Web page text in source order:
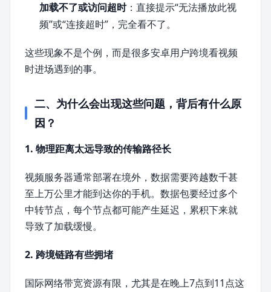
加载不了或访问超时：直接提示“无法播放此视
频”或“连接超时”，完全看不了。
这些现象不是个例，而是很多安卓用户跨境看视频
时进场遇到的事。
二、为什么会出现这些问题，背后有什么原
因？
1. 物理距离太远导致的传输路径长
视频服务器通常部署在境外，数据需要跨越数千甚
至上万公里才能到达你的手机。数据包要经过多个
中转节点，每个节点都可能产生延迟，累积下来就
导致了加载缓慢。
2. 跨境链路有些拥堵
国际网络带宽资源有限，尤其是在晚上7点到11点这